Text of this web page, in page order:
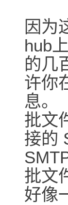
因为
hub
的几
许你
息。
批文
接的
批文
好像